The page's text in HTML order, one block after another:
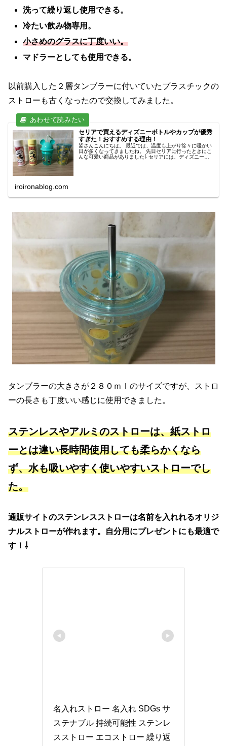
洗って繰り返し使用できる。
冷たい飲み物専用。
小さめのグラスに丁度いい。
マドラーとしても使用できる。
以前購入した２層タンブラーに付いていたプラスチックの
ストローも古くなったので交換してみました。
セリアで買えるディズニーボトルやカップが優秀
すぎた！おすすめする理由！
皆さんこんにちは。 最近では、温度も上がり徐々に暖かい
日が多くなってきましたね。 先日セリアに行ったときにこ
んな可愛い商品がありました⇩ セリアには、ディズニーの
iroironablog.com
タンブラーの大きさが２８０ｍｌのサイズですが、ストロ
ーの長さも丁度いい感じに使用できました。
ステンレスやアルミのストローは、紙ストロ
ーとは違い長時間使用しても柔らかくなら
ず、水も吸いやすく使いやすいストローでし
た。
通販サイトのステンレスストローは名前を入れれるオリジ
ナルストローが作れます。自分用にプレゼントにも最適で
す！⇩
名入れストロー 名入れ SDGs サ
ステナブル 持続可能性 ステンレ
スストロー エコストロー 繰り返